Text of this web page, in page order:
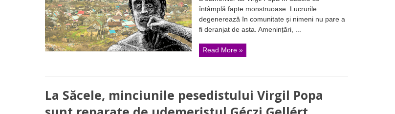
protejat
de
Virgil
Popa
a
lovit
și
amenințat
Garcini
întâmplă fapte monstruoase. Lucrurile
degenerează în comunitate și nimeni nu pare a
fi deranjat de asta. Amenințări, ...
Read More »
La Săcele, minciunile pesedistului Virgil Popa